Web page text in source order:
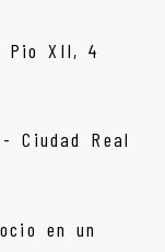
Pio XII, 4
Ciudad Real